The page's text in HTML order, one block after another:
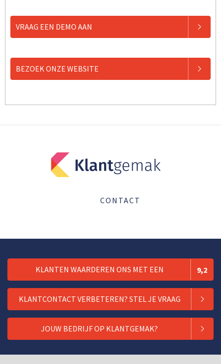
VRAAG EEN DEMO AAN
BEZOEK ONZE WEBSITE
CONTACT
KLANTEN WAARDEREN ONS MET EEN 9,2
KLANTCONTACT VERBETEREN? STEL JE VRAAG
JOUW BEDRIJF OP KLANTGEMAK?